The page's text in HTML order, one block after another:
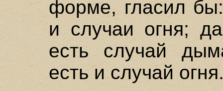
форме, гласил
и случаи огня;
есть случай
есть и случай